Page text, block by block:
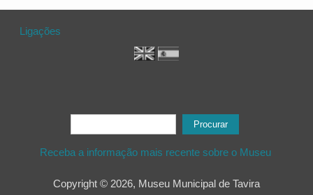
Ligações
Formulário de procura
Receba a informação mais recente sobre o Museu
Copyright © 2026, Museu Municipal de Tavira